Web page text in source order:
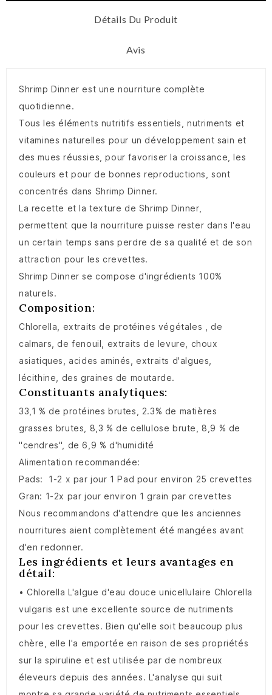
Détails Du Produit
Avis
Shrimp Dinner est une nourriture complète
quotidienne.
Tous les éléments nutritifs essentiels, nutriments et
vitamines naturelles pour un développement sain et
des mues réussies, pour favoriser la croissance, les
couleurs et pour de bonnes reproductions, sont
concentrés dans Shrimp Dinner.
La recette et la texture de Shrimp Dinner,
permettent que la nourriture puisse rester dans l'eau
un certain temps sans perdre de sa qualité et de son
attraction pour les crevettes.
Shrimp Dinner se compose d'ingrédients 100%
naturels.
Composition:
Chlorella, extraits de protéines végétales , de
calmars, de fenouil, extraits de levure, choux
asiatiques, acides aminés, extraits d'algues,
lécithine, des graines de moutarde.
Constituants analytiques:
33,1 % de protéines brutes, 2.3% de matières
grasses brutes, 8,3 % de cellulose brute, 8,9 % de
"cendres", de 6,9 ​​% d'humidité
Alimentation recommandée:
Pads: 1-2 x par jour 1 Pad pour environ 25 crevettes
Gran: 1-2x par jour environ 1 grain par crevettes
Nous recommandons d'attendre que les anciennes
nourritures aient complètement été mangées avant
d'en redonner.
Les ingrédients et leurs avantages en
détail:
• Chlorella L'algue d'eau douce unicellulaire Chlorella
vulgaris est une excellente source de nutriments
pour les crevettes. Bien qu'elle soit beaucoup plus
chère, elle l'a emportée en raison de ses propriétés
sur la spiruline et est utilisée par de nombreux
éleveurs depuis des années. L'analyse qui suit